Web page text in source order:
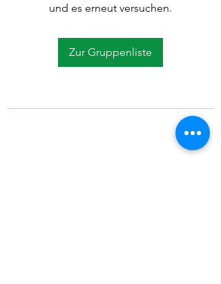
und es erneut versuchen.
Zur Gruppenliste